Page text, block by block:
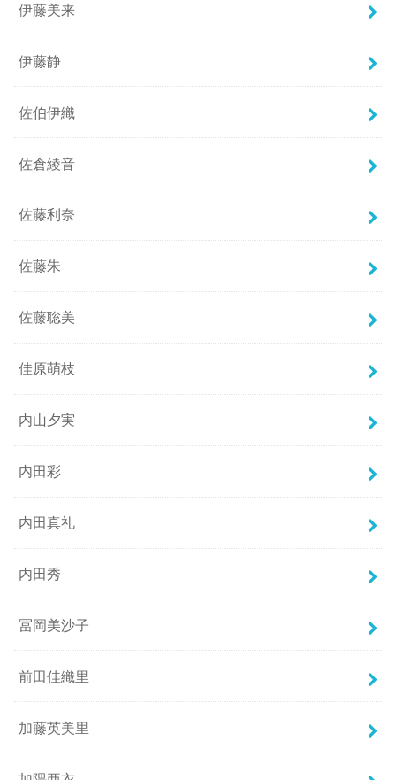
伊藤美来
伊藤静
佐伯伊織
佐倉綾音
佐藤利奈
佐藤朱
佐藤聡美
佳原萌枝
内山夕実
内田彩
内田真礼
内田秀
冨岡美沙子
前田佳織里
加藤英美里